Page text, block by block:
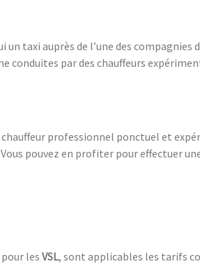
taxi auprès de l’une des compagnies
par des chauffeurs
professionnel ponctuel et
pouvez en profiter pour effectuer
les VSL, sont applicables les tarifs